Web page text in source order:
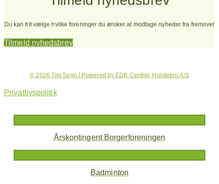
Du kan frit vælge hvilke foreninger du ønsker at modtage nyheder fra fremover
Tilmeld nyhedsbrev
© 2026 Tim Sogn | Powered by EDB Centret, Holstebro A/S
Privatlivspolitik
Årskontingent Borgerforeningen
Badminton